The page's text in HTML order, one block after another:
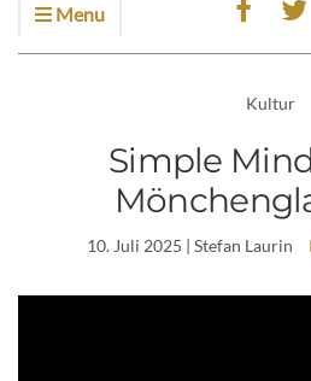
Menu
Kultur
Simple
10. Juli 2025 | Stefan Laurin